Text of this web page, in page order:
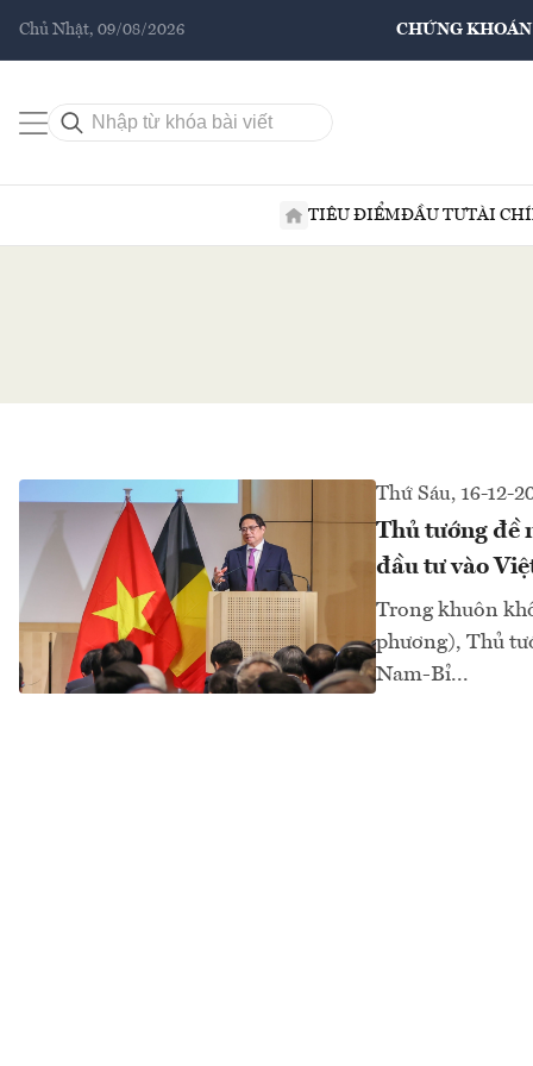
Chủ Nhật, 09/08/2026 CHỨNG KHOÁN
TIÊU ĐIỂMĐẦU TƯTÀI
Thứ Sáu, 16-12-
Thủ tướng đề
đầu tư vào
Trong khuôn
phương), Thủ
Nam-Bỉ...